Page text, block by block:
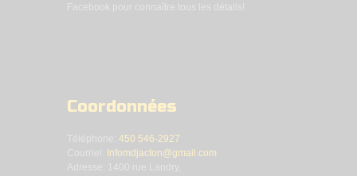
Facebook pour connaître tous les détails!
Coordonnées
Téléphone: 450 546-2927
Courriel: Infomdjacton@gmail.com
Adresse: 1400 rue Landry,